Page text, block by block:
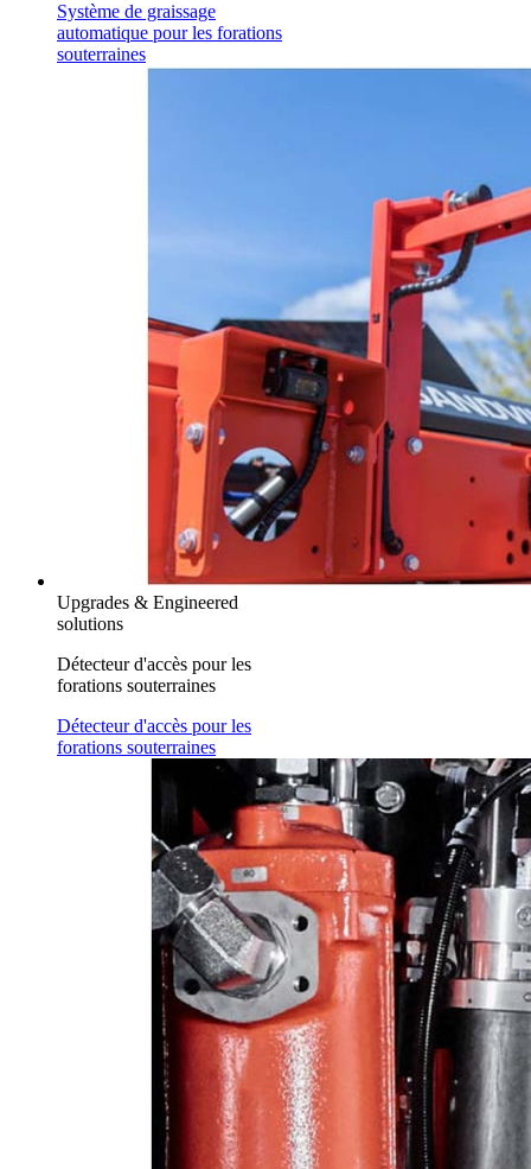
Système de graissage
automatique pour les forations
souterraines
Upgrades & Engineered
solutions
Détecteur d'accès pour les
forations souterraines
Détecteur d'accès pour les
forations souterraines